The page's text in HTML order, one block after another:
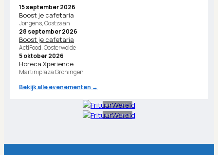
15 september 2026
Boost je cafetaria
Jongens, Oostzaan
28 september 2026
Boost je cafetaria
ActiFood, Oosterwolde
5 oktober 2026
Horeca Xperience
Martiniplaza Groningen
Bekijk alle evenementen →
Advertentie
Advertentie